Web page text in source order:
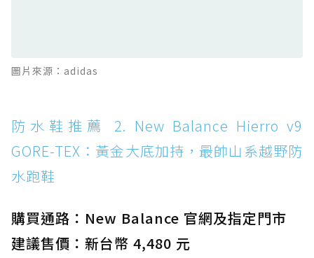
Boot：馬汀首款雨靴登場，經典八孔加上全防
防水鞋推薦 14. SKECHERS BADGER
WATERPROOF：一踩即穿懶人神器！搭載固特
異大底與全防水厚底健走鞋
防水鞋推薦 15. Brooks Cascadia 19 GTX：注
圖片來源：adidas
防水鞋推薦 2. New Balance Hierro v9
GORE-TEX：黃金大底加持，最帥山系越野防
水跑鞋
購買通路：New Balance 官網及指定門市
建議售價：新台幣 4,480 元